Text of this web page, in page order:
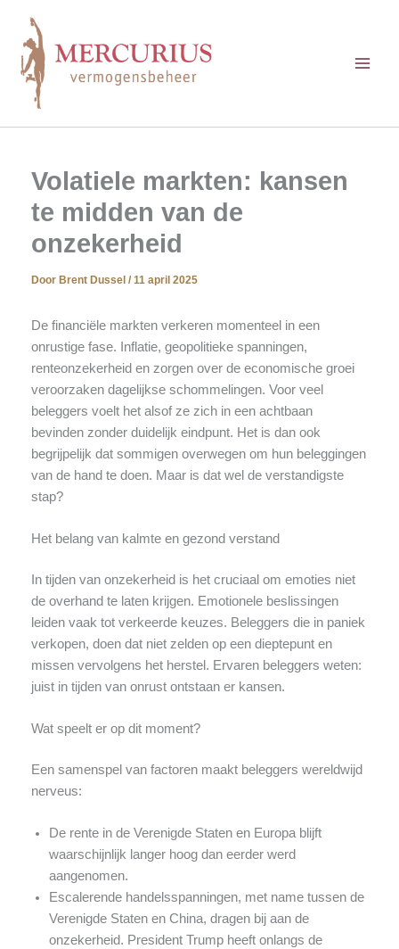
inhoud
Volatiele markten: kansen
te midden van de
onzekerheid
Door Brent Dussel / 11 april 2025
De financiële markten verkeren momenteel in een
onrustige fase. Inflatie, geopolitieke spanningen,
renteonzekerheid en zorgen over de economische groei
veroorzaken dagelijkse schommelingen. Voor veel
beleggers voelt het alsof ze zich in een achtbaan
bevinden zonder duidelijk eindpunt. Het is dan ook
begrijpelijk dat sommigen overwegen om hun beleggingen
van de hand te doen. Maar is dat wel de verstandigste
stap?
Het belang van kalmte en gezond verstand
In tijden van onzekerheid is het cruciaal om emoties niet
de overhand te laten krijgen. Emotionele beslissingen
leiden vaak tot verkeerde keuzes. Beleggers die in paniek
verkopen, doen dat niet zelden op een dieptepunt en
missen vervolgens het herstel. Ervaren beleggers weten:
juist in tijden van onrust ontstaan er kansen.
Wat speelt er op dit moment?
Een samenspel van factoren maakt beleggers wereldwijd
nerveus:
De rente in de Verenigde Staten en Europa blijft
waarschijnlijk langer hoog dan eerder werd
aangenomen.
Escalerende handelsspanningen, met name tussen de
Verenigde Staten en China, dragen bij aan de
onzekerheid. President Trump heeft onlangs de